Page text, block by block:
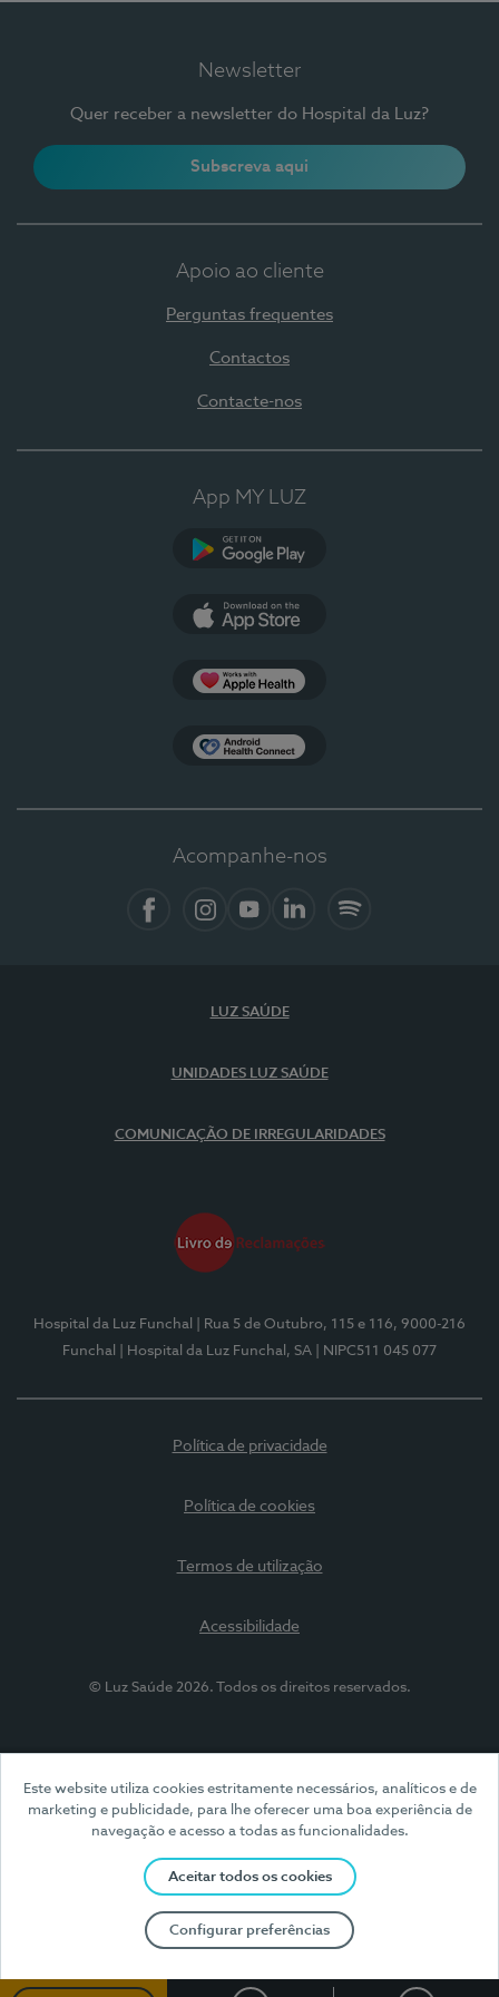
Este website utiliza cookies estritamente necessários, analíticos e de
marketing e publicidade, para lhe oferecer uma boa experiência de
navegação e acesso a todas as funcionalidades.
Aceitar todos os cookies
Configurar preferências
Newsletter
Quer receber a newsletter do Hospital da Luz?
Subscreva aqui
Apoio ao cliente
Perguntas frequentes
Contactos
Contacte-nos
App MY LUZ
Acompanhe-nos
LUZ SAÚDE
UNIDADES LUZ SAÚDE
COMUNICAÇÃO DE IRREGULARIDADES
Hospital da Luz Funchal
| Rua 5 de Outubro, 115 e 116, 9000-216
Funchal
| Hospital da Luz Funchal, SA | NIPC511 045 077
Política de privacidade
Política de cookies
Termos de utilização
Acessibilidade
© Luz Saúde 2026. Todos os direitos reservados.